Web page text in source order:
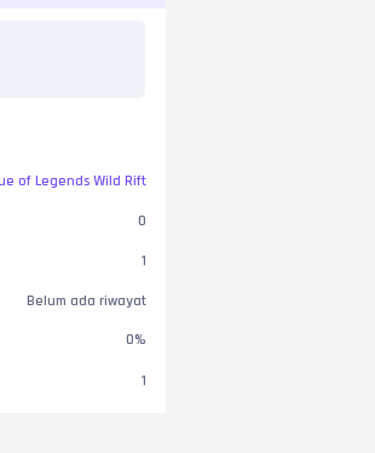
of Legends Wild Rift
0
1
Belum ada riwayat
0%
1